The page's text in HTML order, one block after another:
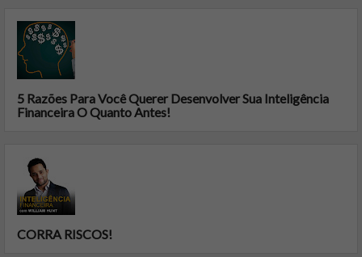
5 Razões Para Você Querer Desenvolver Sua Inteligência
Financeira O Quanto Antes!
CORRA RISCOS!